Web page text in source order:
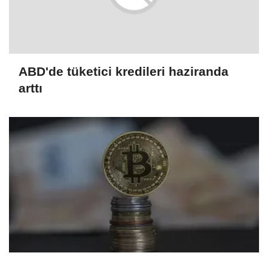
ABD'de tüketici kredileri haziranda
arttı